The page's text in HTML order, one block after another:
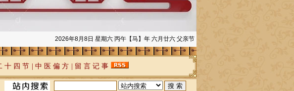
2026年8月8日 星期六 丙午【马】年 六月廿六 父亲节
十 四 节 中 医 偏 方 留 言 记 事